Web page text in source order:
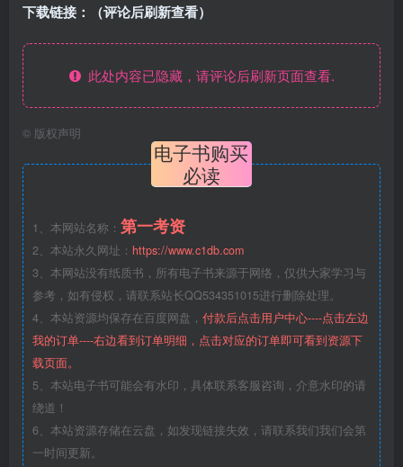
下载链接：（评论后刷新查看）
此处内容已隐藏，请评论后刷新页面查看.
© 版权声明
电子书购买
必读
1、本网站名称： 第一考资
2、本站永久网址： https://www.c1db.com
3、本网站没有纸质书，所有电子书来源于网络，仅供大家学习与
参考，如有侵权，请联系站长QQ534351015进行删除处理。
4、本站资源均保存在百度网盘， 付款后点击用户中心----点击左边
我的订单----右边看到订单明细，点击对应的订单即可看到资源下
载页面。
5、本站电子书可能会有水印，具体联系客服咨询，介意水印的请
绕道！
6、本站资源存储在云盘，如发现链接失效，请联系我们我们会第
一时间更新。